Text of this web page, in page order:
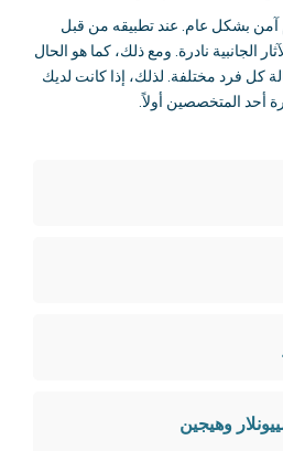
وهيجين
آمن بشكل عام عند تطبيقه من قبل
الجانبية نادرة ومع ذلك، كما هو الحال
كل فرد مختلفة لذلك، إذا كانت لديك
أحد المتخصصين أولاً